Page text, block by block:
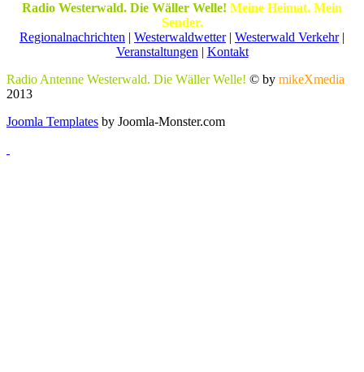
Radio Westerwald. Die Wäller Welle! Meine Heimat. Mein
Sender.
Regionalnachrichten | Westerwaldwetter| Westerwald Verkehr|
Veranstaltungen | Kontakt
Radio Antenne Westerwald. Die Wäller Welle! © by mikeXmedia
2013
Joomla Templates by Joomla-Monster.com